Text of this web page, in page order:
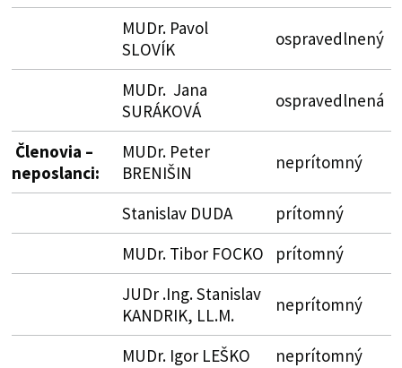
MUDr. Pavol
SLOVÍK
ospravedlnený
MUDr. Jana
SURÁKOVÁ
ospravedlnená
Členovia –
neposlanci:
MUDr. Peter
BRENIŠIN
neprítomný
Stanislav DUDA
prítomný
MUDr. Tibor FOCKO
prítomný
JUDr .Ing. Stanislav
KANDRIK, LL.M.
neprítomný
MUDr. Igor LEŠKO
neprítomný